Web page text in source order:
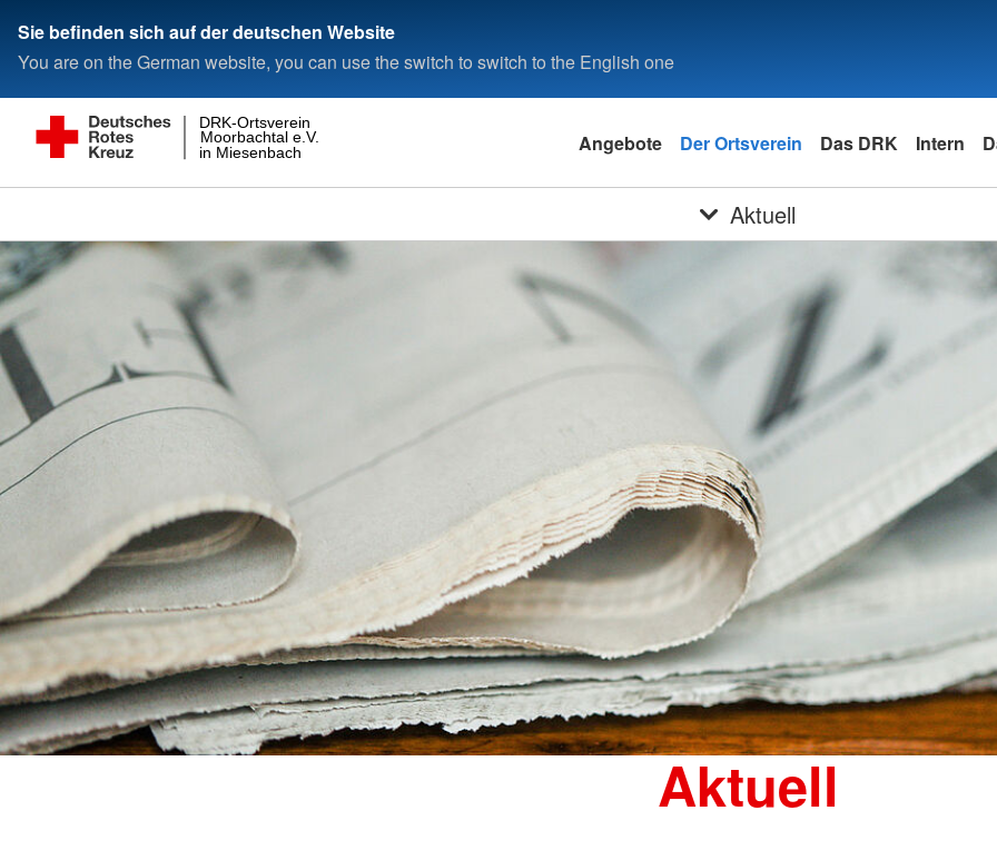
Sie befinden sich auf der deutschen Website
You are on the German website, you can use the switch to switch to the English one
in Miesenbach
Moorbachtal e.V.
DRK-Ortsverein
Angebote Der Ortsverein Das DRK Intern
Aktuell
Aktuell